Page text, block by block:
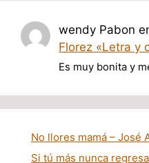
wendy Pabon
Florez «Letra y
Es muy bonita y
No llores mamá – José
Si tú más nunca